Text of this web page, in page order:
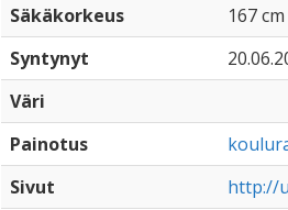
Säkäkorkeus
167 cm
Syntynyt
Väri
Painotus
Sivut
http://